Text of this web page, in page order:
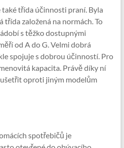
třída účinnosti praní. Byla
třída založená na normách. To
s těžko dostupnými
od A do G. Velmi dobrá
spojuje s dobrou účinností. Pro
kapacita. Právě díky ní
oproti jiným modelům
spotřebičů je